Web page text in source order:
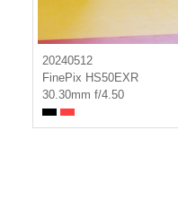
20240512
FinePix HS50EXR
30.30mm f/4.50